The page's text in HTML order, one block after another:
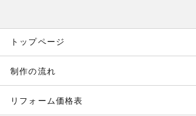
トップページ
制作の流れ
リフォーム価格表